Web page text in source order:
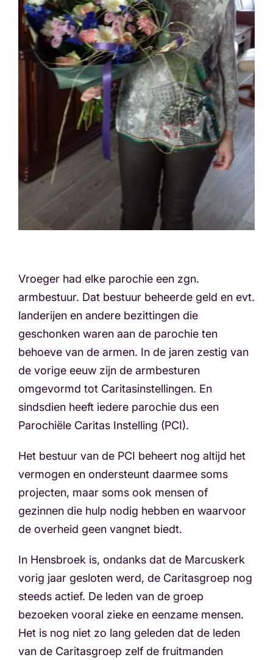
Vroeger had elke parochie een zgn.
armbestuur. Dat bestuur beheerde geld en evt.
landerijen en andere bezittingen die
geschonken waren aan de parochie ten
behoeve van de armen. In de jaren zestig van
de vorige eeuw zijn de armbesturen
omgevormd tot Caritasinstellingen. En
sindsdien heeft iedere parochie dus een
Parochiële Caritas Instelling (PCI).
Het bestuur van de PCI beheert nog altijd het
vermogen en ondersteunt daarmee soms
projecten, maar soms ook mensen of
gezinnen die hulp nodig hebben en waarvoor
de overheid geen vangnet biedt.
In Hensbroek is, ondanks dat de Marcuskerk
vorig jaar gesloten werd, de Caritasgroep nog
steeds actief. De leden van de groep
bezoeken vooral zieke en eenzame mensen.
Het is nog niet zo lang geleden dat de leden
van de Caritasgroep zelf de fruitmanden